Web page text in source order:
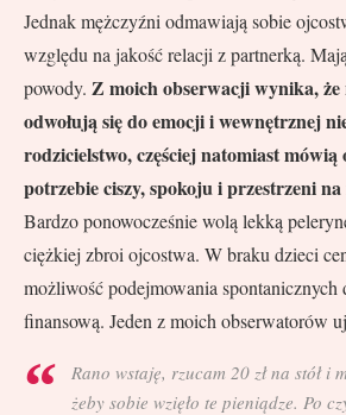
Jednak mężczyźni odmawiają sobie
względu na jakość relacji z partnerką.
powody. Z moich obserwacji wynika,
odwołują się do emocji i wewnętrznej
rodzicielstwo, częściej natomiast mówią
potrzebie ciszy, spokoju i przestrzeni
Bardzo ponowocześnie wolą lekką
ciężkiej zbroi ojcostwa. W braku dzieci
możliwość podejmowania spontanicznych
finansową. Jeden z moich obserwatorów
Rano wstaję, rzucam 20 zł na stół i
żeby sobie wzięło te pieniądze. Po